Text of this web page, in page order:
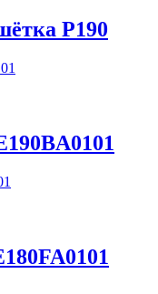
P190